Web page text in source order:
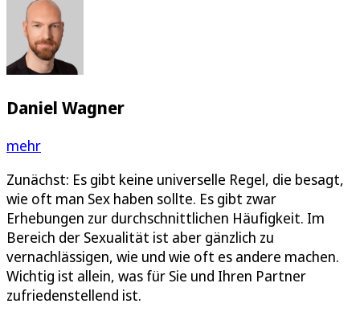
Daniel Wagner
mehr
Zunächst: Es gibt keine universelle Regel, die besagt,
wie oft man Sex haben sollte. Es gibt zwar
Erhebungen zur durchschnittlichen Häufigkeit. Im
Bereich der Sexualität ist aber gänzlich zu
vernachlässigen, wie und wie oft es andere machen.
Wichtig ist allein, was für Sie und Ihren Partner
zufriedenstellend ist.